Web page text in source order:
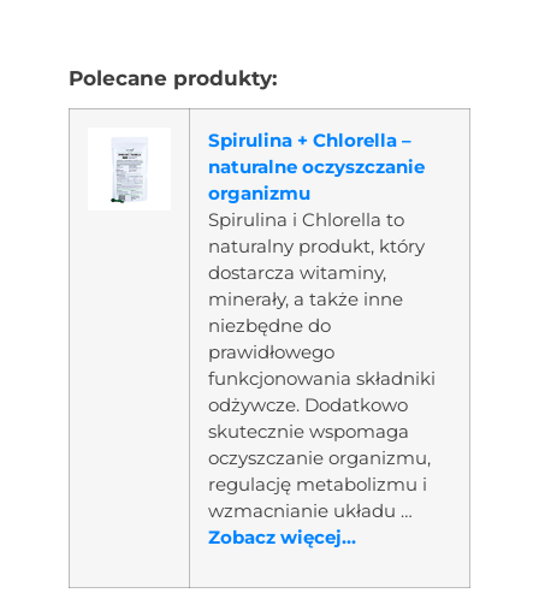
Polecane produkty:
Spirulina + Chlorella –
naturalne oczyszczanie
organizmu
Spirulina i Chlorella to
naturalny produkt, który
dostarcza witaminy,
minerały, a także inne
niezbędne do
prawidłowego
funkcjonowania składniki
odżywcze. Dodatkowo
skutecznie wspomaga
oczyszczanie organizmu,
regulację metabolizmu i
wzmacnianie układu …
Zobacz więcej...